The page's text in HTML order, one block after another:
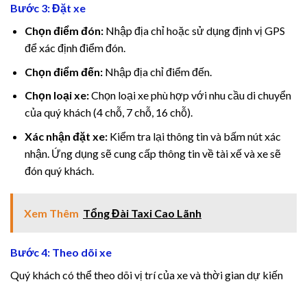
Bước 3: Đặt xe
Chọn điểm đón:Nhập địa chỉ hoặc sử dụng định vị GPS
để xác định điểm đón.
Chọn điểm đến:Nhập địa chỉ điểm đến.
Chọn loại xe:Chọn loại xe phù hợp với nhu cầu di chuyển
của quý khách (4 chỗ, 7 chỗ, 16 chỗ).
Xác nhận đặt xe:Kiểm tra lại thông tin và bấm nút xác
nhận. Ứng dụng sẽ cung cấp thông tin về tài xế và xe sẽ
đón quý khách.
Xem Thêm Tổng Đài Taxi Cao Lãnh
Bước 4: Theo dõi xe
Quý khách có thể theo dõi vị trí của xe và thời gian dự kiến